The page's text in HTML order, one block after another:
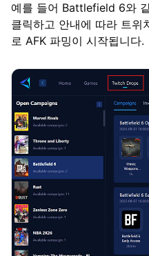
예를 들어 Battlefield 6와
클릭하고 안내에 따라 트위
로 AFK 파밍이 시작됩니다.